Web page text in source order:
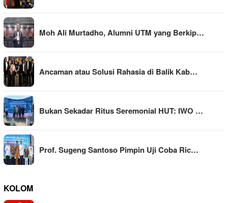
Moh Ali Murtadho, Alumni UTM yang Berkip…
Ancaman atau Solusi Rahasia di Balik Kab…
Bukan Sekadar Ritus Seremonial HUT: IWO …
Prof. Sugeng Santoso Pimpin Uji Coba Ric…
KOLOM